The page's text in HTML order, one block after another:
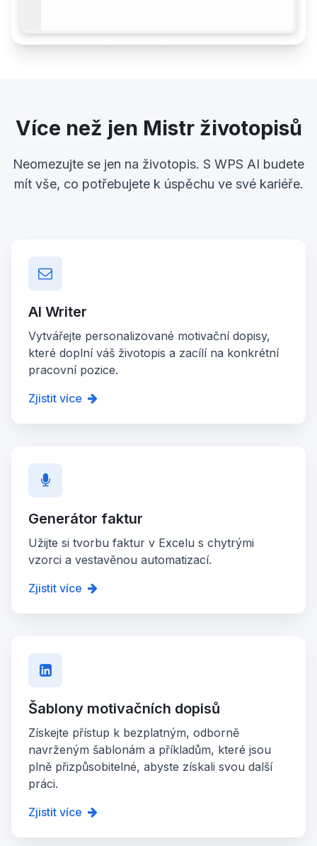
Více než jen Mistr životopisů
Neomezujte se jen na životopis. S WPS AI budete
mít vše, co potřebujete k úspěchu ve své kariéře.
AI Writer
Vytvářejte personalizované motivační dopisy,
které doplní váš životopis a zacílí na konkrétní
pracovní pozice.
Zjistit více
Generátor faktur
Užijte si tvorbu faktur v Excelu s chytrými
vzorci a vestavěnou automatizací.
Zjistit více
Šablony motivačních dopisů
Získejte přístup k bezplatným, odborně
navrženým šablonám a příkladům, které jsou
plně přizpůsobitelné, abyste získali svou další
práci.
Zjistit více